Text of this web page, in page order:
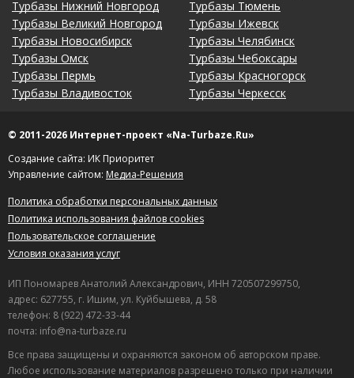
Турбазы Нижний Новгород
Турбазы Великий Новгород
Турбазы Новосибирск
Турбазы Омск
Турбазы Пермь
Турбазы Владивосток
Турбазы Тюмень
Турбазы Ижевск
Турбазы Челябинск
Турбазы Чебоксары
Турбазы Красногорск
Турбазы Черкесск
© 2011-2026 Интернет-проект «Na-Turbaze.Ru»
Создание сайта: ИК Приоритет
Управление сайтом: Медиа-Решения
Политика обработки персональных данных
Политика использования файлов cookies
Пользовательское соглашение
Условия оказания услуг
ИП Пономарев Анатолий Александрович, ИНН 720507299750,
адрес: 627755, г. Ишим, ул. Куйбышева, д. 58
телефон: 8 (922) 472-33-44
почта: info@na-turbaze.ru
Все права защищены и охраняются законом об авторском праве.
Любое использование материалов разрешено только при наличии